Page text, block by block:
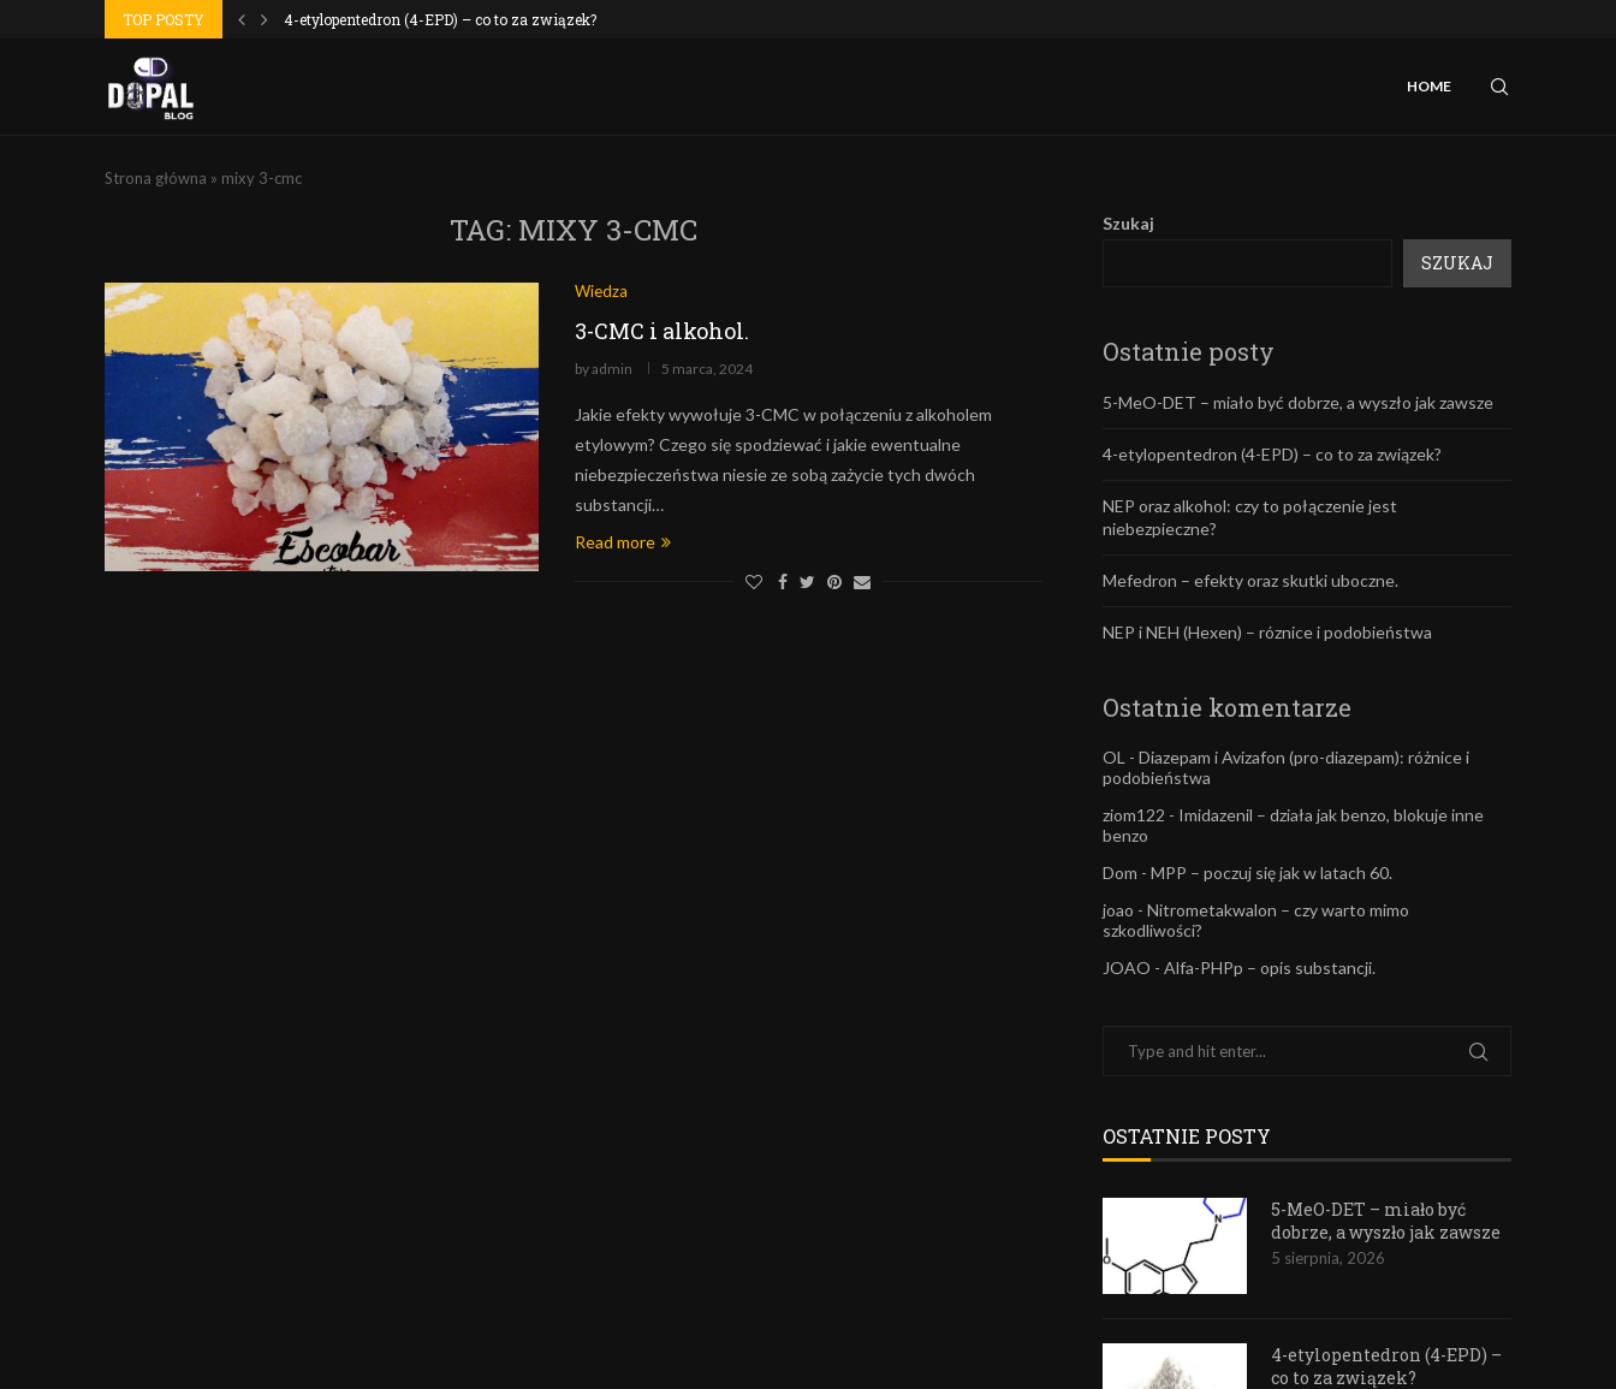
TOP POSTY 4-etylopentedron (4-EPD) – co to za związek?
HOME
Strona główna » mixy 3-cmc
TAG: MIXY 3-CMC
Wiedza
3-CMC i alkohol.
byadmin 5 marca, 2024
Jakie efekty wywołuje 3-CMC w połączeniu z alkoholem
etylowym? Czego się spodziewać i jakie ewentualne
niebezpieczeństwa niesie ze sobą zażycie tych dwóch
substancji…
Read more
Szukaj
SZUKAJ
Ostatnie posty
5-MeO-DET – miało być dobrze, a wyszło jak zawsze
4-etylopentedron (4-EPD) – co to za związek?
NEP oraz alkohol: czy to połączenie jest
niebezpieczne?
Mefedron – efekty oraz skutki uboczne.
NEP i NEH (Hexen) – róznice i podobieństwa
Ostatnie komentarze
OL - Diazepam i Avizafon (pro-diazepam): różnice i
podobieństwa
ziom122 - Imidazenil – działa jak benzo, blokuje inne
benzo
Dom - MPP – poczuj się jak w latach 60.
joao - Nitrometakwalon – czy warto mimo
szkodliwości?
JOAO - Alfa-PHPp – opis substancji.
OSTATNIE POSTY
5-MeO-DET – miało być
dobrze, a wyszło jak zawsze
5 sierpnia, 2026
4-etylopentedron (4-EPD) –
co to za związek?